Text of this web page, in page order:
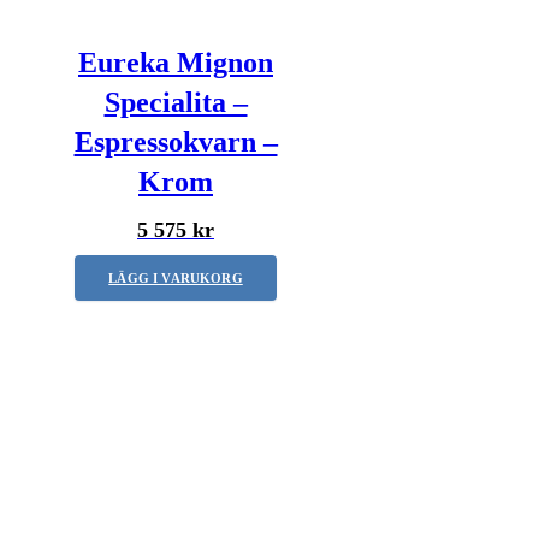
Eureka Mignon
Specialita –
Espressokvarn –
Krom
5 575 kr
LÄGG I VARUKORG